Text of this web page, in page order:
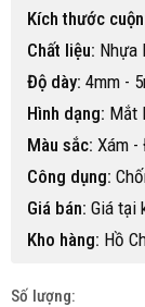
Kích thước
Chất liệu: Nhựa
Độ dày: 4mm -
Hình dạng: Mắt
Màu sắc: Xám -
Công dụng:
Giá bán: Giá tại
Kho hàng: Hồ
Số lượng: